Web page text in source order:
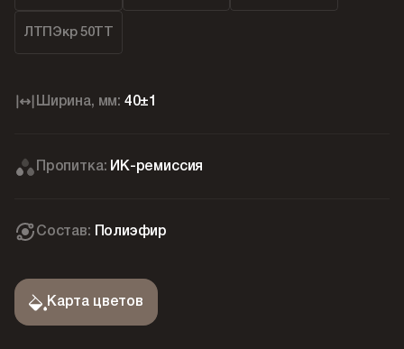
ЛТПЭкр 50ТТ
Ширина, мм: 40±1
Пропитка: ИК-ремиссия
Состав: Полиэфир
Карта цветов